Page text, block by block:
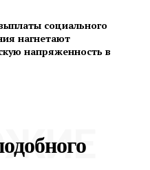
социального
нагнетают
напряженность в